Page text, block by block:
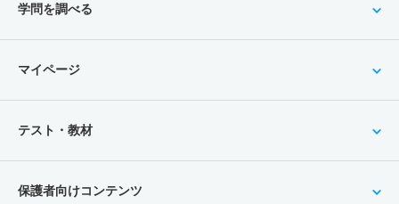
学問を調べる
マイページ
テスト・教材
保護者向けコンテンツ